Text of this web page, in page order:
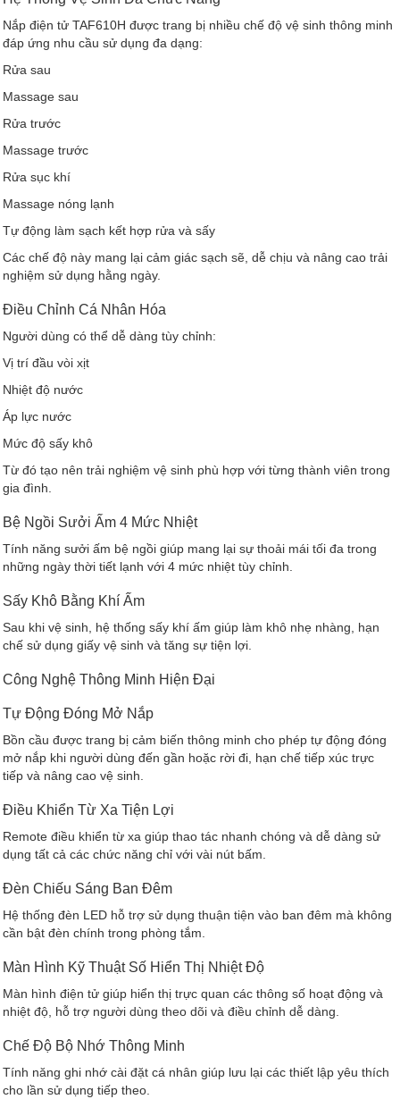
Nắp điện tử TAF610H được trang bị nhiều chế độ vệ sinh thông minh
đáp ứng nhu cầu sử dụng đa dạng:
Rửa sau
Massage sau
Rửa trước
Massage trước
Rửa sục khí
Massage nóng lạnh
Tự động làm sạch kết hợp rửa và sấy
Các chế độ này mang lại cảm giác sạch sẽ, dễ chịu và nâng cao trải
nghiệm sử dụng hằng ngày.
Điều Chỉnh Cá Nhân Hóa
Người dùng có thể dễ dàng tùy chỉnh:
Vị trí đầu vòi xịt
Nhiệt độ nước
Áp lực nước
Mức độ sấy khô
Từ đó tạo nên trải nghiệm vệ sinh phù hợp với từng thành viên trong
gia đình.
Bệ Ngồi Sưởi Ấm 4 Mức Nhiệt
Tính năng sưởi ấm bệ ngồi giúp mang lại sự thoải mái tối đa trong
những ngày thời tiết lạnh với 4 mức nhiệt tùy chỉnh.
Sấy Khô Bằng Khí Ấm
Sau khi vệ sinh, hệ thống sấy khí ấm giúp làm khô nhẹ nhàng, hạn
chế sử dụng giấy vệ sinh và tăng sự tiện lợi.
Công Nghệ Thông Minh Hiện Đại
Tự Động Đóng Mở Nắp
Bồn cầu được trang bị cảm biến thông minh cho phép tự động đóng
mở nắp khi người dùng đến gần hoặc rời đi, hạn chế tiếp xúc trực
tiếp và nâng cao vệ sinh.
Điều Khiển Từ Xa Tiện Lợi
Remote điều khiển từ xa giúp thao tác nhanh chóng và dễ dàng sử
dụng tất cả các chức năng chỉ với vài nút bấm.
Đèn Chiếu Sáng Ban Đêm
Hệ thống đèn LED hỗ trợ sử dụng thuận tiện vào ban đêm mà không
cần bật đèn chính trong phòng tắm.
Màn Hình Kỹ Thuật Số Hiển Thị Nhiệt Độ
Màn hình điện tử giúp hiển thị trực quan các thông số hoạt động và
nhiệt độ, hỗ trợ người dùng theo dõi và điều chỉnh dễ dàng.
Chế Độ Bộ Nhớ Thông Minh
Tính năng ghi nhớ cài đặt cá nhân giúp lưu lại các thiết lập yêu thích
cho lần sử dụng tiếp theo.